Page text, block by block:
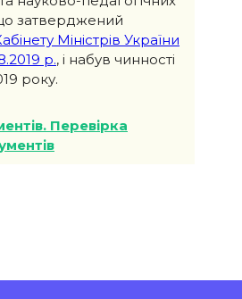
затверджений
Міністрів України
р., і набув чинності
року.
Перевірка